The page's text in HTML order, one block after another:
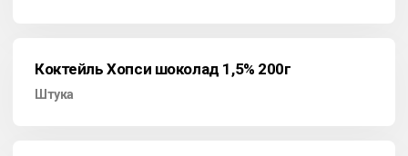
Коктейль Хопси шоколад 1,5% 200г
Штука